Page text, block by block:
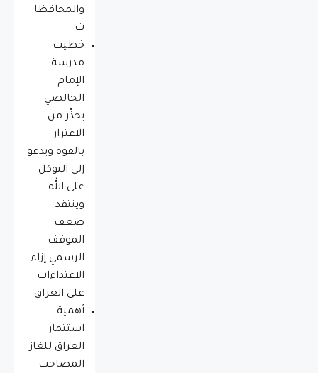
والمحافظا
ت
خطيب
مدرسة
الإمام
الخالصي
يحذّر من
الاغترار
بالقوة ويدعو
إلى التوكل
على الله..
وينتقد
ضعف
الموقف
الرسمي إزاء
الاعتداءات
على العراق
أهمية
استثمار
العراق للغاز
المصاحب